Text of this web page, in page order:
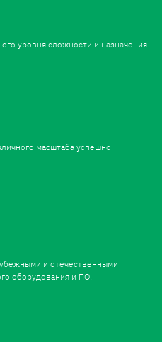
уровня сложности и назначения.
масштаба успешно
и отечественными
оборудования и ПО.